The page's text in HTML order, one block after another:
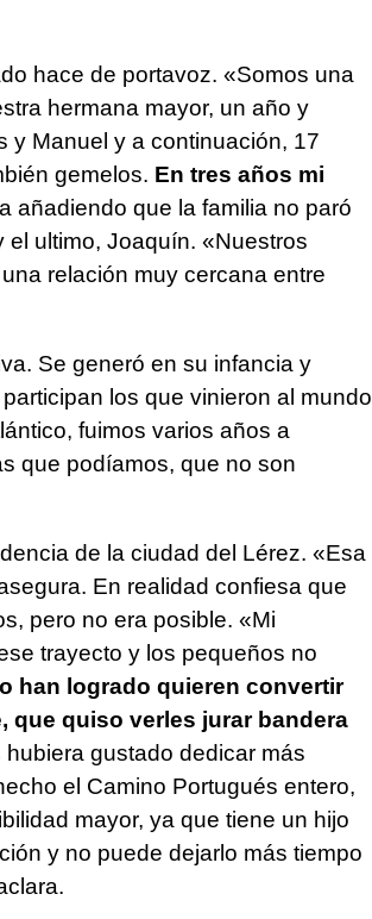
hace de portavoz. «Somos una
hermana mayor, un año y
y Manuel y a continuación, 17
gemelos. En tres años mi
añadiendo que la familia no paró
ultimo, Joaquín. «Nuestros
relación muy cercana entre
Se generó en su infancia y
los que vinieron al mundo
fuimos varios años a
que podíamos, que no son
de la ciudad del Lérez. «Esa
En realidad confiesa que
pero no era posible. «Mi
trayecto y los pequeños no
han logrado quieren convertir
que quiso verles jurar bandera
hubiera gustado dedicar más
el Camino Portugués entero,
mayor, ya que tiene un hijo
y no puede dejarlo más tiempo